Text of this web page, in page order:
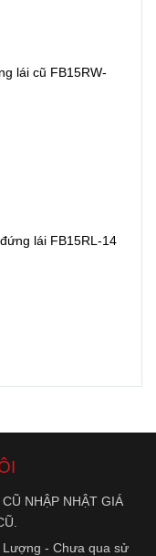
lái cũ FB15RW-
lái FB15RL-14
NHẬP NHẬT GIÁ
- Chưa qua sử